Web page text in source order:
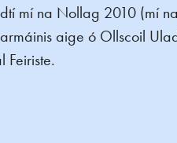
mí na Nollag 2010 (mí
aige ó Ollscoil
Feiriste.